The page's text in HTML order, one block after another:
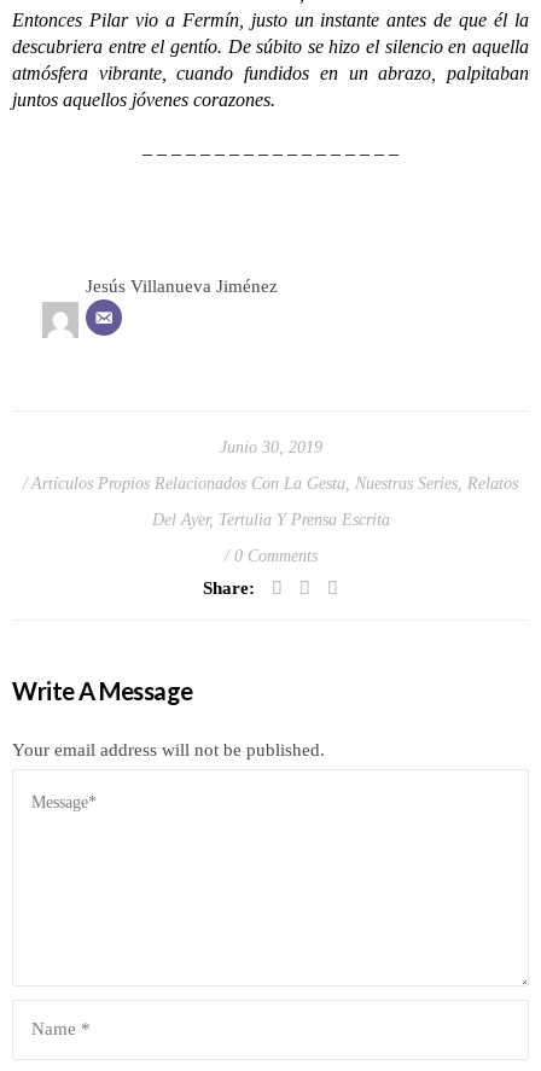
Entonces Pilar vio a Fermín, justo un instante antes de que él la
descubriera entre el gentío. De súbito se hizo el silencio en aquella
atmósfera vibrante, cuando fundidos en un abrazo, palpitaban
juntos aquellos jóvenes corazones.
– – – – – – – – – – – – – – – – – –
Jesús Villanueva Jiménez
Junio 30, 2019
Artículos Propios Relacionados Con La Gesta Nuestras Series Relatos
Del Ayer, Tertulia Y Prensa Escrita
0 Comments
Share:
Write A Message
Your email address will not be published.